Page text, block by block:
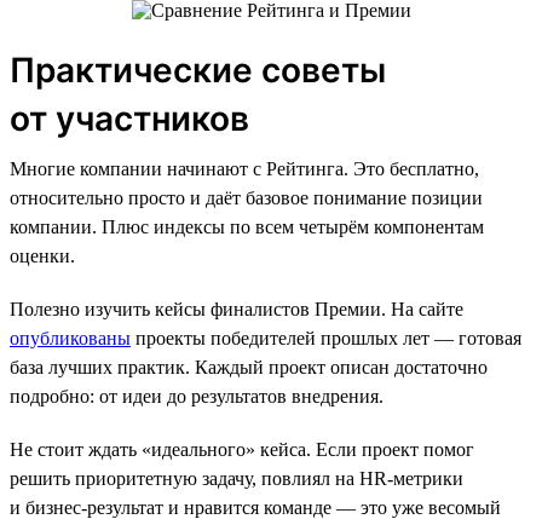
Практические советы
от участников
Многие компании начинают с Рейтинга. Это бесплатно,
относительно просто и даёт базовое понимание позиции
компании. Плюс индексы по всем четырём компонентам
оценки.
Полезно изучить кейсы финалистов Премии. На сайте
опубликованы проекты победителей прошлых лет — готовая
база лучших практик. Каждый проект описан достаточно
подробно: от идеи до результатов внедрения.
Не стоит ждать «идеального» кейса. Если проект помог
решить приоритетную задачу, повлиял на HR-метрики
и бизнес-результат и нравится команде — это уже весомый